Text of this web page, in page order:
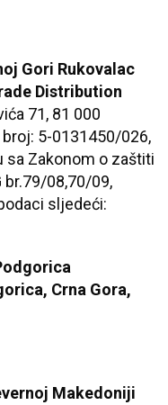
Gori Rukovalac
Distribution
71, 81 000
broj: 5-0131450/026,
sa Zakonom o zaštiti
br.79/08,70/09,
sljedeći:
Crna Gora,
Makedoniji